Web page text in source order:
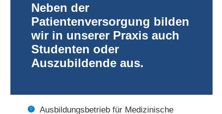
Neben der
Patientenversorgung bilden
wir in unserer Praxis auch
Studenten oder
Auszubildende aus.
Ausbildungsbetrieb für Medizinische